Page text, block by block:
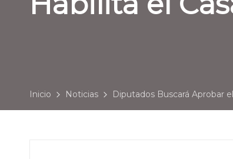
Inicio Noticias Diputados Buscará Aprobar